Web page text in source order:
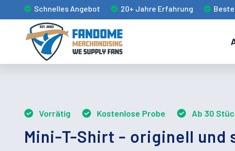
Schnelles Angebot 20+ Jahre Erfahrung
Vorrätig Kostenlose Probe Ab 30
Mini-T-Shirt - originell und